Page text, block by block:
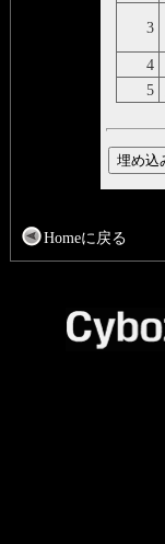
3
4
5
Homeに戻る